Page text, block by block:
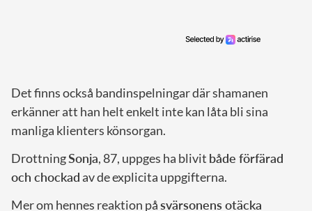
Det finns också bandinspelningar där shamanen
erkänner att han helt enkelt inte kan låta bli sina
manliga klienters könsorgan.
DrottningSonja, 87, uppges ha blivit både förfärad
och chockad av de explicita uppgifterna.
Mer om hennes reaktion påsvärsonens otäcka